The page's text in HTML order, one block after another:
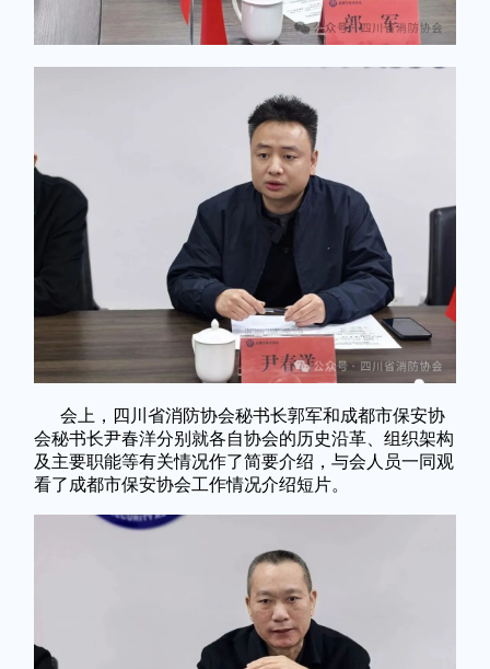
会上，四川省消防协会秘书长郭军和成都市保安协
会秘书长尹春洋分别就各自协会的历史沿革、组织架构
及主要职能等有关情况作了简要介绍，与会人员一同观
看了成都市保安协会工作情况介绍短片。